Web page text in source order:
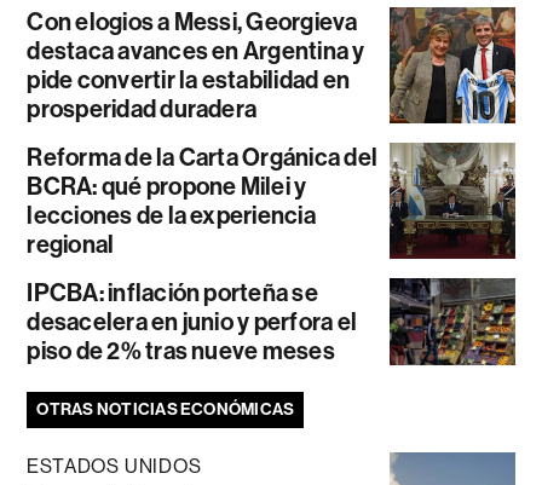
Con elogios a Messi, Georgieva
destaca avances en Argentina y
pide convertir la estabilidad en
prosperidad duradera
Reforma de la Carta Orgánica del
BCRA: qué propone Milei y
lecciones de la experiencia
regional
IPCBA: inflación porteña se
desacelera en junio y perfora el
piso de 2% tras nueve meses
OTRAS NOTICIAS ECONÓMICAS
ESTADOS UNIDOS